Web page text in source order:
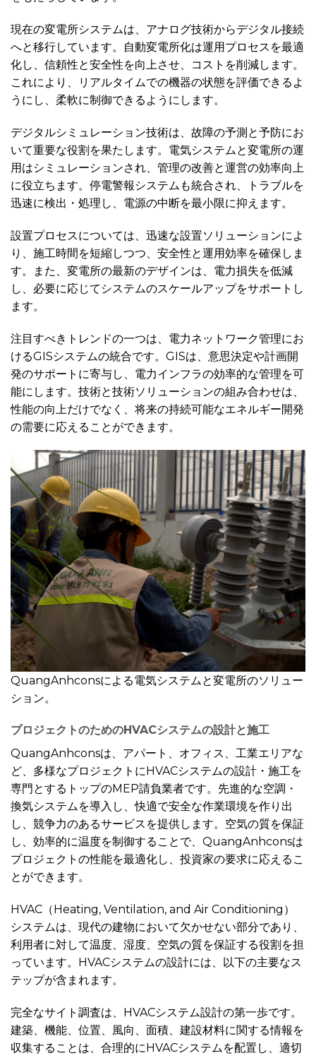
現在の変電所システムは、アナログ技術からデジタル接続
へと移行しています。自動変電所化は運用プロセスを最適
化し、信頼性と安全性を向上させ、コストを削減します。
これにより、リアルタイムでの機器の状態を評価できるよ
うにし、柔軟に制御できるようにします。
デジタルシミュレーション技術は、故障の予測と予防にお
いて重要な役割を果たします。電気システムと変電所の運
用はシミュレーションされ、管理の改善と運営の効率向上
に役立ちます。停電警報システムも統合され、トラブルを
迅速に検出・処理し、電源の中断を最小限に抑えます。
設置プロセスについては、迅速な設置ソリューションによ
り、施工時間を短縮しつつ、安全性と運用効率を確保しま
す。また、変電所の最新のデザインは、電力損失を低減
し、必要に応じてシステムのスケールアップをサポートし
ます。
注目すべきトレンドの一つは、電力ネットワーク管理にお
けるGISシステムの統合です。GISは、意思決定や計画開
発のサポートに寄与し、電力インフラの効率的な管理を可
能にします。技術と技術ソリューションの組み合わせは、
性能の向上だけでなく、将来の持続可能なエネルギー開発
の需要に応えることができます。
QuangAnhconsによる電気システムと変電所のソリュー
ション。
プロジェクトのためのHVACシステムの設計と施工
QuangAnhconsは、アパート、オフィス、工業エリアな
ど、多様なプロジェクトにHVACシステムの設計・施工を
専門とするトップのMEP請負業者です。先進的な空調・
換気システムを導入し、快適で安全な作業環境を作り出
し、競争力のあるサービスを提供します。空気の質を保証
し、効率的に温度を制御することで、QuangAnhconsは
プロジェクトの性能を最適化し、投資家の要求に応えるこ
とができます。
HVAC（Heating, Ventilation, and Air Conditioning）
システムは、現代の建物において欠かせない部分であり、
利用者に対して温度、湿度、空気の質を保証する役割を担
っています。HVACシステムの設計には、以下の主要なス
テップが含まれます。
完全なサイト調査は、HVACシステム設計の第一歩です。
建築、機能、位置、風向、面積、建設材料に関する情報を
収集することは、合理的にHVACシステムを配置し、適切